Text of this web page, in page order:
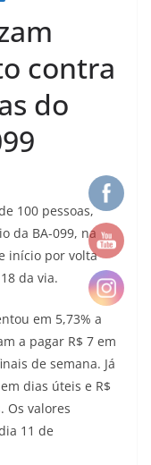
contra
do
100 pessoas,
da BA-099, na
início por volta
da via.
em 5,73% a
a pagar R$ 7 em
de semana. Já
dias úteis e R$
Os valores
11 de